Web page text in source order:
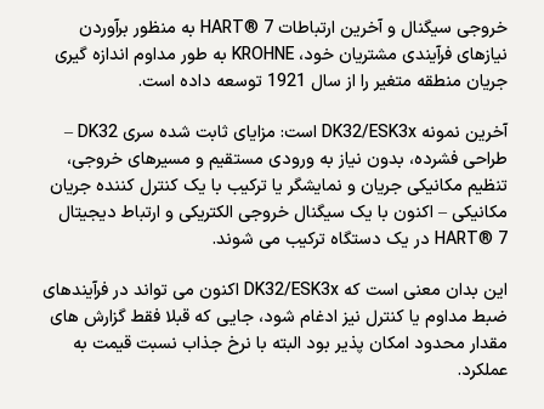
خروجی سیگنال و آخرین ارتباطات HART® 7 به منظور برآوردن
نیازهای فرآیندی مشتریان خود، KROHNE به طور مداوم اندازه گیری
جریان منطقه متغیر را از سال 1921 توسعه داده است.
آخرین نمونه DK32/ESK3x است: مزایای ثابت شده سری DK32 –
طراحی فشرده، بدون نیاز به ورودی مستقیم و مسیرهای خروجی،
تنظیم مکانیکی جریان و نمایشگر یا ترکیب با یک کنترل کننده جریان
مکانیکی – اکنون با یک سیگنال خروجی الکتریکی و ارتباط دیجیتال
HART® 7 در یک دستگاه ترکیب می شوند.
این بدان معنی است که DK32/ESK3x اکنون می تواند در فرآیندهای
ضبط مداوم یا کنترل نیز ادغام شود، جایی که قبلا فقط گزارش های
مقدار محدود امکان پذیر بود البته با نرخ جذاب نسبت قیمت به
عملکرد.